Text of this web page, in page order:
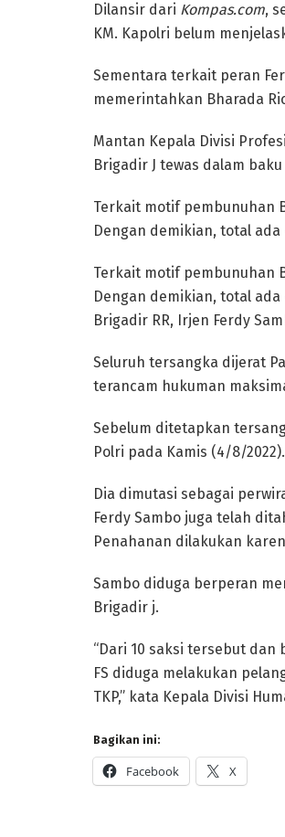
Dilansir dari Kompas.com,
KM. Kapolri belum
Sementara terkait peran
memerintahkan Bharada
Mantan Kepala Divisi
Brigadir J tewas dalam
Terkait motif pembunuhan
Dengan demikian, total
Terkait motif pembunuhan
Dengan demikian, total
Brigadir RR, Irjen Ferdy
Seluruh tersangka dijerat
terancam hukuman
Sebelum ditetapkan
Polri pada Kamis (4/8/2022).
Dia dimutasi sebagai
Ferdy Sambo juga telah
Penahanan dilakukan
Sambo diduga berperan
Brigadir j.
“Dari 10 saksi tersebut
FS diduga melakukan
TKP,” kata Kepala Divisi
Bagikan ini:
Facebook X